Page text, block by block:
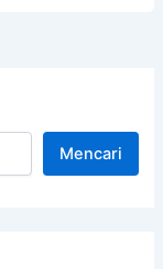
Mencari